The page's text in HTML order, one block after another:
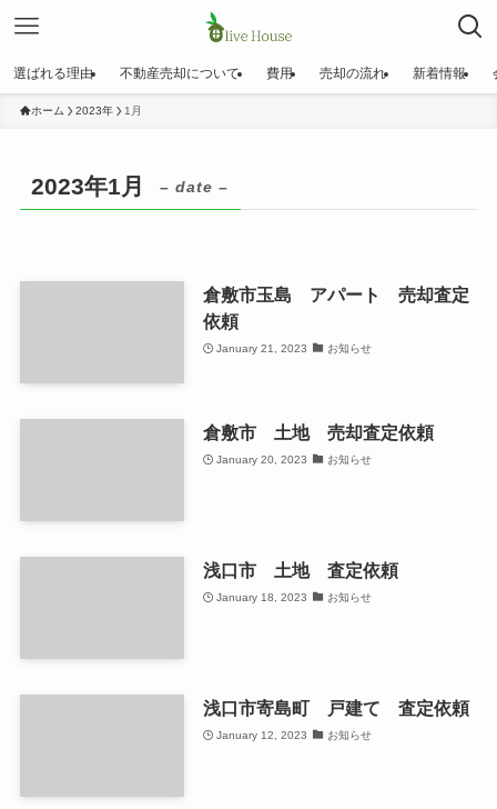
選ばれる理由 不動産売却について 費用 売却の流れ 新着情報
ホーム 2023年 1月
2023年1月 – date –
倉敷市玉島 アパート 売却査定
依頼
January 21, 2023 お知らせ
倉敷市 土地 売却査定依頼
January 20, 2023 お知らせ
浅口市 土地 査定依頼
January 18, 2023 お知らせ
浅口市寄島町 戸建て 査定依頼
January 12, 2023 お知らせ